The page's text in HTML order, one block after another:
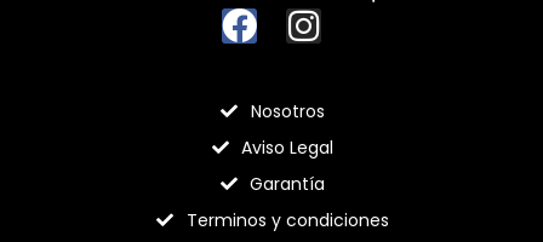
Nosotros
Aviso Legal
Garantía
Terminos y condiciones